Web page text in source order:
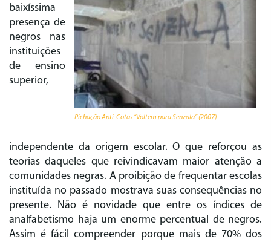
Pichação Anti-Cotas “Voltem para Senzala” (2007)
baixíssima
presença de
negros nas
instituições
de ensino
superior,
independente da origem escolar. O que reforçou as
teorias daqueles que reivindicavam maior atenção a
comunidades negras. A proibição de frequentar escolas
instituída no passado mostrava suas consequências no
presente. Não é novidade que entre os índices de
analfabetismo haja um enorme percentual de negros.
Assim é fácil compreender porque mais de 70% dos